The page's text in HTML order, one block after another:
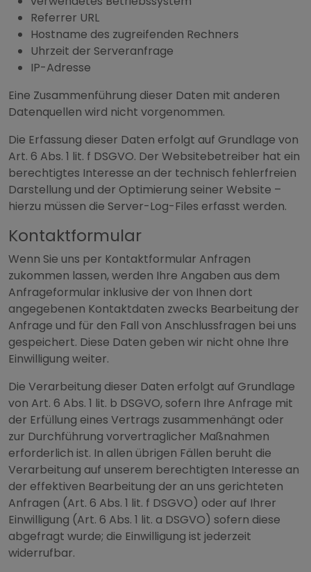
Referrer URL
Hostname des zugreifenden Rechners
Uhrzeit der Serveranfrage
IP-Adresse
Eine Zusammenführung dieser Daten mit anderen
Datenquellen wird nicht vorgenommen.
Die Erfassung dieser Daten erfolgt auf Grundlage von
Art. 6 Abs. 1 lit. f DSGVO. Der Websitebetreiber hat ein
berechtigtes Interesse an der technisch fehlerfreien
Darstellung und der Optimierung seiner Website –
hierzu müssen die Server-Log-Files erfasst werden.
Kontaktformular
Wenn Sie uns per Kontaktformular Anfragen
zukommen lassen, werden Ihre Angaben aus dem
Anfrageformular inklusive der von Ihnen dort
angegebenen Kontaktdaten zwecks Bearbeitung der
Anfrage und für den Fall von Anschlussfragen bei uns
gespeichert. Diese Daten geben wir nicht ohne Ihre
Einwilligung weiter.
Die Verarbeitung dieser Daten erfolgt auf Grundlage
von Art. 6 Abs. 1 lit. b DSGVO, sofern Ihre Anfrage mit
der Erfüllung eines Vertrags zusammenhängt oder
zur Durchführung vorvertraglicher Maßnahmen
erforderlich ist. In allen übrigen Fällen beruht die
Verarbeitung auf unserem berechtigten Interesse an
der effektiven Bearbeitung der an uns gerichteten
Anfragen (Art. 6 Abs. 1 lit. f DSGVO) oder auf Ihrer
Einwilligung (Art. 6 Abs. 1 lit. a DSGVO) sofern diese
abgefragt wurde; die Einwilligung ist jederzeit
widerrufbar.